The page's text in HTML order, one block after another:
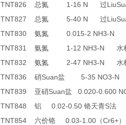
TNT826 总氮 1-16 N 过
TNT827 总氮 5-40 N 过
TNT830 氨氮 0.015-2 NH3-
TNT831 氨氮 1-12 NH3-N 水
TNT832 氨氮 2-47 NH3-N 水
TNT836 硝Suan盐 5-35 NO3-
TNT839 亚硝Suan盐 0.020-0.600
TNT848 铝 0.02-0.50 铬天青S法
TNT854 六价铬 0.03-1.00 （Cr6+）